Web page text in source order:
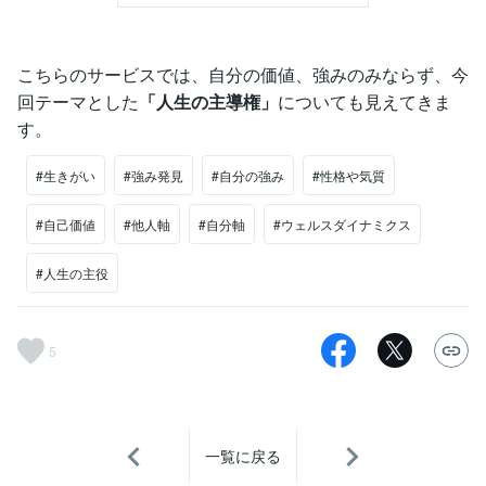
こちらのサービスでは、自分の価値、強みのみならず、今
回テーマとした 「人生の主導権」 についても見えてきま
す。
#生きがい #強み発見 #自分の強み #性格や気質
#自己価値 #他人軸 #自分軸 #ウェルスダイナミクス
#人生の主役
5
一覧に戻る